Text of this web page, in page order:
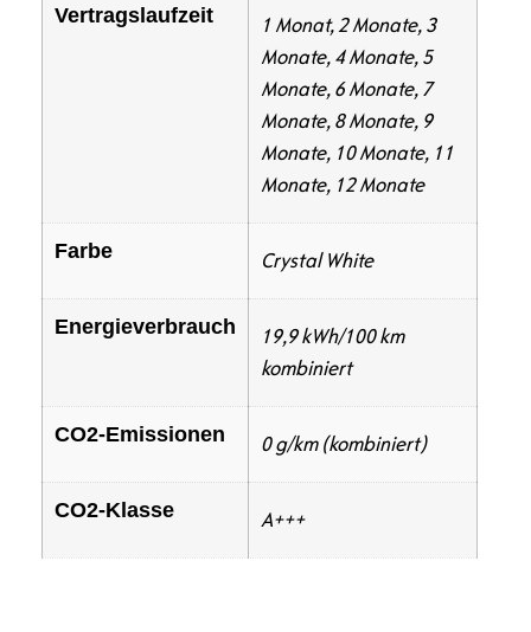
Vertragslaufzeit
1 Monat, 2 Monate, 3
Monate, 4 Monate, 5
Monate, 6 Monate, 7
Monate, 8 Monate, 9
Monate, 10 Monate, 11
Monate, 12 Monate
Farbe Crystal White
Energieverbrauch
19,9 kWh/100 km
kombiniert
CO2-Emissionen 0 g/km (kombiniert)
CO2-Klasse A+++